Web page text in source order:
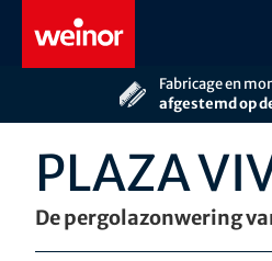
Skip to main content
afgestemd op
Persoonlijk
uw weinor
PLAZA
De pergolazonwering